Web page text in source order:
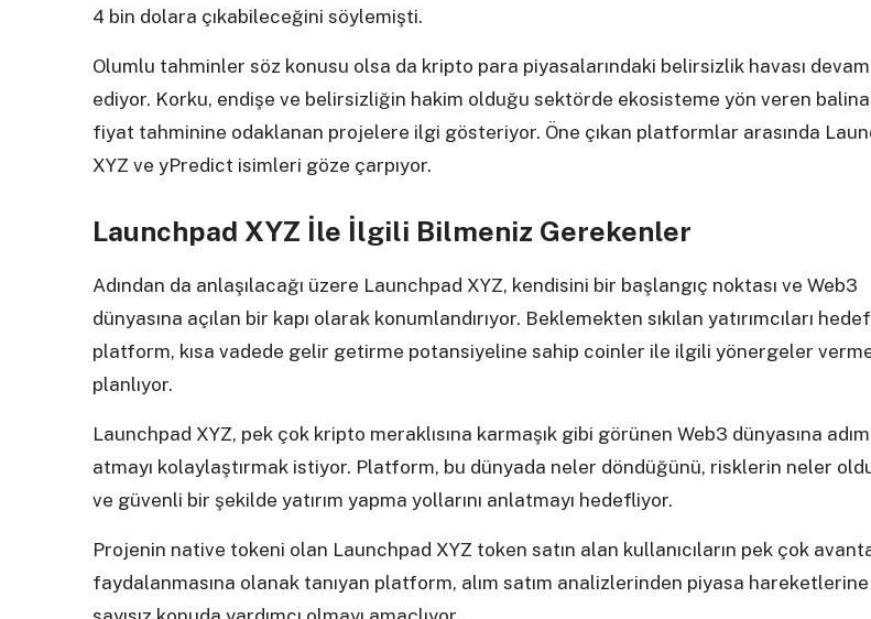
4 bin dolara çıkabileceğini söylemişti.
Olumlu tahminler söz konusu olsa da kripto para piyasalarındaki belirsizlik havası devam
ediyor. Korku, endişe ve belirsizliğin hakim olduğu sektörde ekosisteme yön veren
fiyat tahminine odaklanan projelere ilgi gösteriyor. Öne çıkan platformlar arasında
XYZ ve yPredict isimleri göze çarpıyor.
Launchpad XYZ İle İlgili Bilmeniz Gerekenler
Adından da anlaşılacağı üzere Launchpad XYZ, kendisini bir başlangıç noktası ve Web3
dünyasına açılan bir kapı olarak konumlandırıyor. Beklemekten sıkılan yatırımcıları
platform, kısa vadede gelir getirme potansiyeline sahip coinler ile ilgili yönergeler
planlıyor.
Launchpad XYZ, pek çok kripto meraklısına karmaşık gibi görünen Web3 dünyasına adım
atmayı kolaylaştırmak istiyor. Platform, bu dünyada neler döndüğünü, risklerin neler
ve güvenli bir şekilde yatırım yapma yollarını anlatmayı hedefliyor.
Projenin native tokeni olan Launchpad XYZ token satın alan kullanıcıların pek çok
faydalanmasına olanak tanıyan platform, alım satım analizlerinden piyasa